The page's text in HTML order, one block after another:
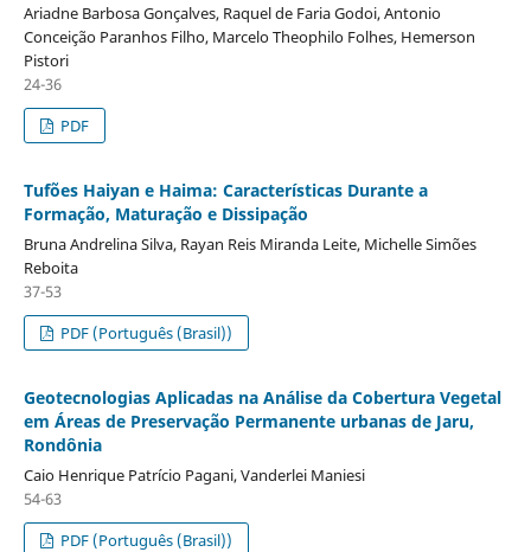
Ariadne Barbosa Gonçalves, Raquel de Faria Godoi, Antonio
Conceição Paranhos Filho, Marcelo Theophilo Folhes, Hemerson
Pistori
24-36
PDF
Tufões Haiyan e Haima: Características Durante a
Formação, Maturação e Dissipação
Bruna Andrelina Silva, Rayan Reis Miranda Leite, Michelle Simões
Reboita
37-53
PDF (Português (Brasil))
Geotecnologias Aplicadas na Análise da Cobertura Vegetal
em Áreas de Preservação Permanente urbanas de Jaru,
Rondônia
Caio Henrique Patrício Pagani, Vanderlei Maniesi
54-63
PDF (Português (Brasil))